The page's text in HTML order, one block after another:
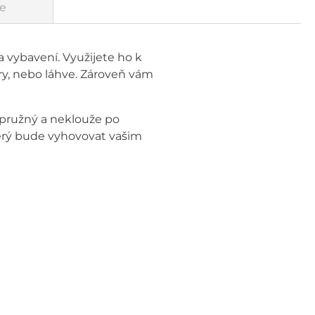
vybavení. Využijete ho k
nebo láhve. Zároveň vám
a neklouže po
bude vyhovovat vašim